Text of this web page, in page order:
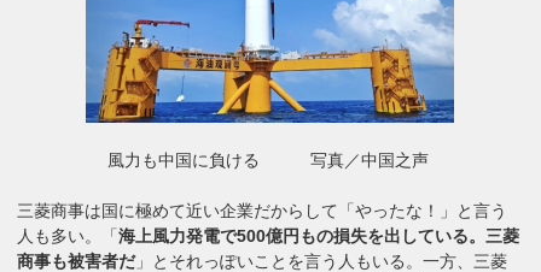
風力も中国に負ける 写真／中国之声
三菱商事は国に極めて近い企業だからして「やったな！」と言う
人も多い。「海上風力発電で500億円もの損失を出している。三菱
商事も被害者だ」とそれっぽいことを言う人もいる。一方、三菱